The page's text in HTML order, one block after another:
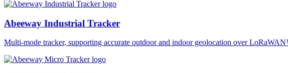
Abeeway Industrial Tracker
Multi-mode tracker, supporting accurate outdoor and indoor geolocation over